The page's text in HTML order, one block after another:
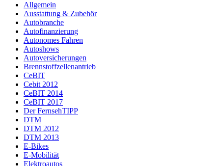
Allgemein
Ausstattung & Zubehör
Autobranche
Autofinanzierung
Autonomes Fahren
Autoshows
Autoversicherungen
Brennstoffzellenantrieb
CeBIT
Cebit 2012
CeBIT 2014
CeBIT 2017
Der FernsehTIPP
DTM
DTM 2012
DTM 2013
E-Bikes
E-Mobilität
Elektroautos